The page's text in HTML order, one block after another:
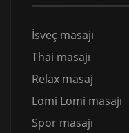
İsveç masajı
Thai masajı
Relax masaj
Lomi Lomi masajı
Spor masajı